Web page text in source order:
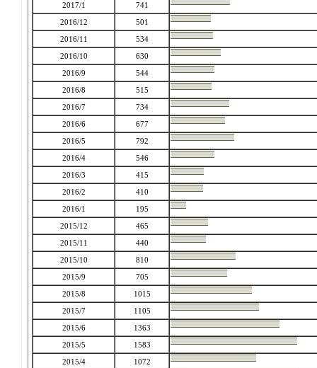
2017/1
741
2016/12
501
2016/11
534
2016/10
630
2016/9
544
2016/8
515
2016/7
734
2016/6
677
2016/5
792
2016/4
546
2016/3
415
2016/2
410
2016/1
195
2015/12
465
2015/11
440
2015/10
810
2015/9
705
2015/8
1015
2015/7
1105
2015/6
1363
2015/5
1583
2015/4
1072